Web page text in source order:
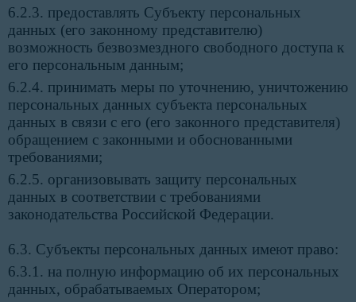
6.2.3. предоставлять Субъекту персональных
данных (его законному представителю)
возможность безвозмездного свободного доступа к
его персональным данным;
6.2.4. принимать меры по уточнению, уничтожению
персональных данных субъекта персональных
данных в связи с его (его законного представителя)
обращением с законными и обоснованными
требованиями;
6.2.5. организовывать защиту персональных
данных в соответствии с требованиями
законодательства Российской Федерации.
6.3. Субъекты персональных данных имеют право:
6.3.1. на полную информацию об их персональных
данных, обрабатываемых Оператором;